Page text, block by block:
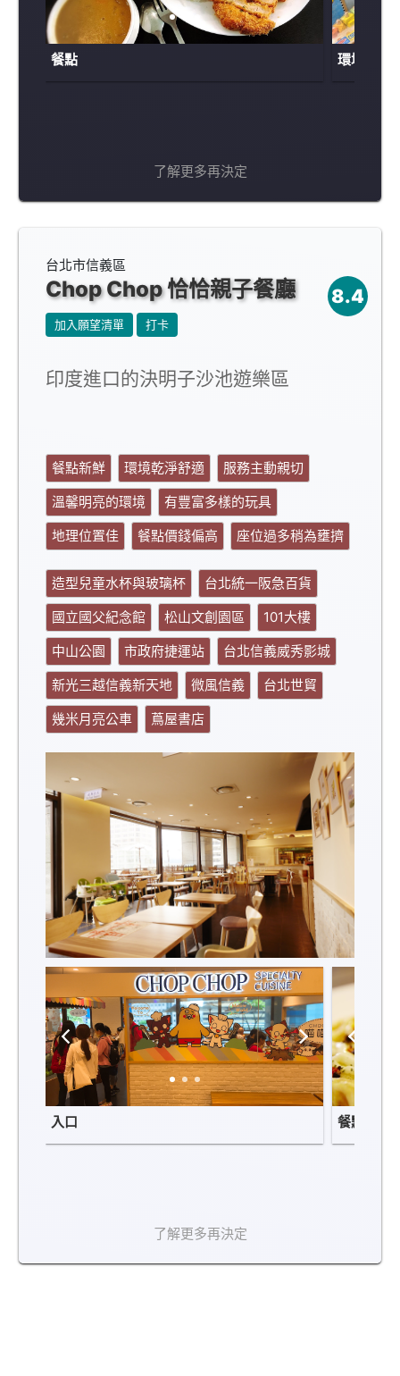
餐點 環境
了解更多再決定
台北市信義區
Chop Chop 恰恰親子餐廳 8.4
加入願望清單 打卡
印度進口的決明子沙池遊樂區
餐點新鮮 環境乾淨舒適
服務主動親切
溫馨明亮的環境
有豐富多樣的玩具
地理位置佳
餐點價錢偏高 座位過多稍為壅擠
造型兒童水杯與玻璃杯
台北統一阪急百貨
國立國父紀念館
松山文創園區
101大樓
中山公園
市政府捷運站
台北信義威秀影城
新光三越信義新天地
微風信義
台北世貿
幾米月亮公車
蔦屋書店
入口 餐點
了解更多再決定